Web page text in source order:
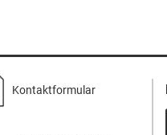
Kontaktformular